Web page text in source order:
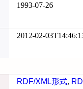
1993-07-26
2012-02-
RDF/XML形式,